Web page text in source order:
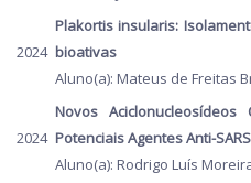
2024
Plakortis insularis:
bioativas
Aluno(a): Mateus de Freitas
2024
Novos Aciclonucleosídeos
Potenciais Agentes Anti-
Aluno(a): Rodrigo Luís